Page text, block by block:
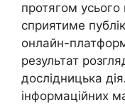
протягом
сприятиме
онлайн-
результат
дослідницька
інформаційних